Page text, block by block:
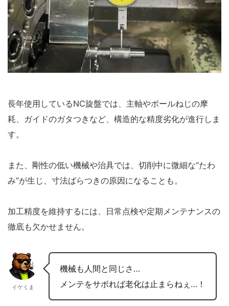
長年使用しているNC旋盤では、主軸やボールねじの摩
耗、ガイドのガタつきなど、構造的な精度劣化が進行しま
す。
また、剛性の低い機械や治具では、切削中に微細な“たわ
み”が生じ、寸法ばらつきの原因になることも。
加工精度を維持するには、日常点検や定期メンテナンスの
徹底も欠かせません。
イケくま
機械も人間と同じさ…
メンテをサボれば老化は止まらねぇ…！